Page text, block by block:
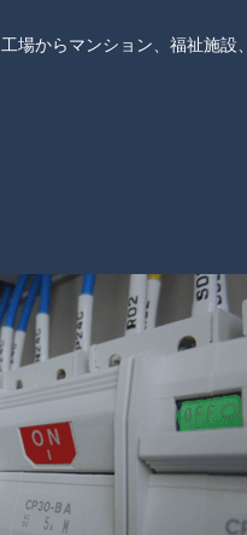
工場からマンション、福祉施設